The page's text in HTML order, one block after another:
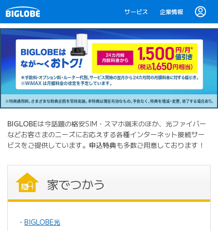
サービス 企業情報
BIGLOBEは今話題の格安SIM・スマホ端末のほか、光ファイバー
などお客さまのニーズにお応えする各種インターネット接続サー
ビスをご提供しています。 申込特典も多数ご用意しております！
家でつかう
・ BIGLOBE光